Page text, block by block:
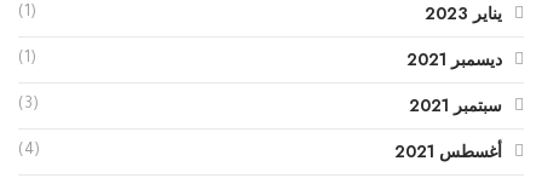
يناير 2023 (1)
ديسمبر 2021 (1)
سبتمبر 2021 (3)
أغسطس 2021 (4)